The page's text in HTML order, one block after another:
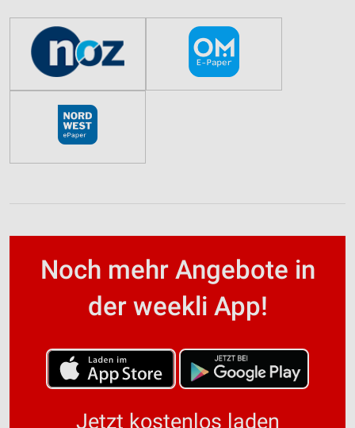
Noch mehr Angebote in
der weekli App!
Jetzt kostenlos laden